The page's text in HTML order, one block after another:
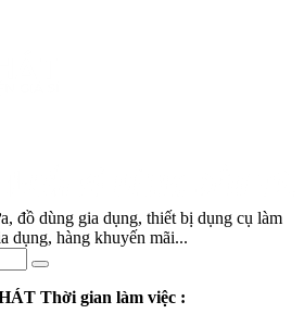
đồ dùng gia dụng, thiết bị dụng cụ làm
dụng, hàng khuyến mãi...
Thời gian làm việc :